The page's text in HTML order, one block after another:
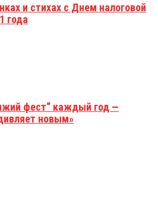
и стихах с Днем налоговой
года
фест“ каждый год —
новым»